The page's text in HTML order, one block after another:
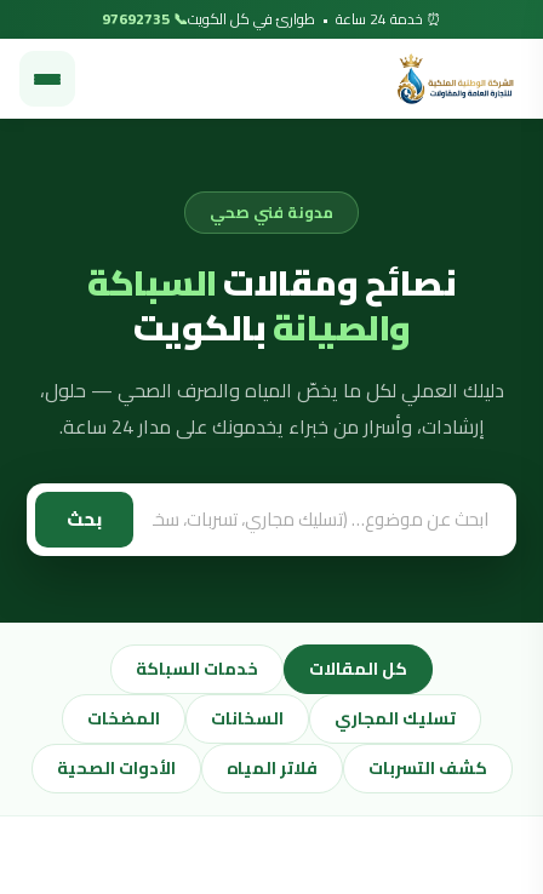
⏰ خدمة 24 ساعة • طوارئ في كل الكويت 📞 97692735
مدونة فني صحي
نصائح ومقالاتالسباكة
والصيانةبالكويت
دليلك العملي لكل ما يخصّ المياه والصرف الصحي — حلول،
إرشادات، وأسرار من خبراء يخدمونك على مدار 24 ساعة.
بحث
كل المقالات
خدمات السباكة
تسليك المجاري
السخانات
المضخات
كشف التسربات
فلاتر المياه الأدوات الصحية